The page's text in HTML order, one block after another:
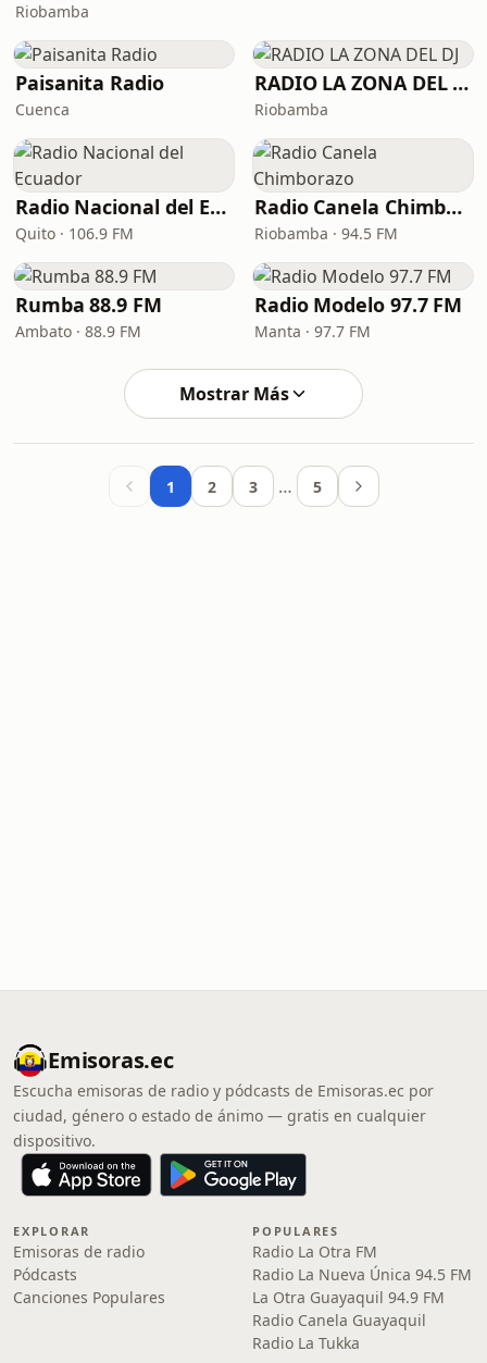
Riobamba
Paisanita Radio
Cuenca
RADIO LA ZONA DEL DJ
Riobamba
Radio Nacional del Ecuador
Quito · 106.9 FM
Radio Canela Chimborazo
Riobamba · 94.5 FM
Rumba 88.9 FM
Ambato · 88.9 FM
Radio Modelo 97.7 FM
Manta · 97.7 FM
Mostrar Más
1 2 3 … 5
Emisoras.ec
Escucha emisoras de radio y pódcasts de Emisoras.ec por
ciudad, género o estado de ánimo — gratis en cualquier
dispositivo.
EXPLORAR
Emisoras de radio
Pódcasts
Canciones Populares
POPULARES
Radio La Otra FM
Radio La Nueva Única 94.5 FM
La Otra Guayaquil 94.9 FM
Radio Canela Guayaquil
Radio La Tukka